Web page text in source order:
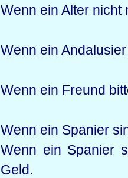
Wenn ein Alter nicht
Wenn ein
Wenn ein Freund
Wenn ein Spanier
Wenn ein Spanier
Geld.